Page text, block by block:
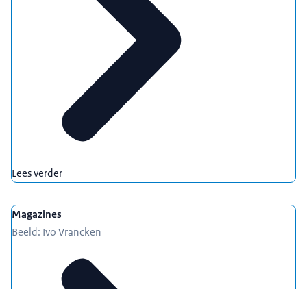
Lees verder
Magazines
Beeld: Ivo Vrancken